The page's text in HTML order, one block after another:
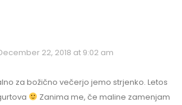
22, 2018 at 9:02 am
za božično večerjo jemo strjenko. Letos
Zanima me, če maline zamenjam